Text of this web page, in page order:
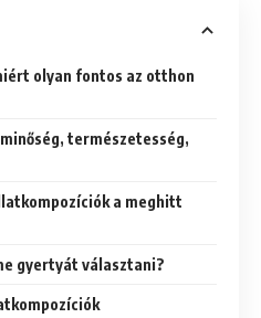
olyan fontos az otthon
természetesség,
a meghitt
gyertyát választani?